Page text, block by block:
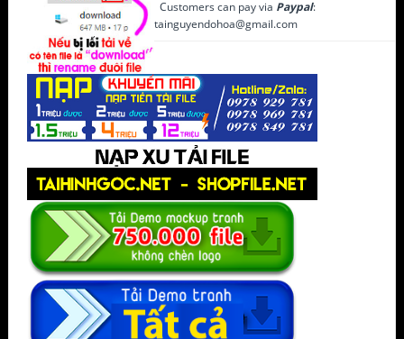
Customers can pay via Paypal:
tainguyendohoa@gmail.com